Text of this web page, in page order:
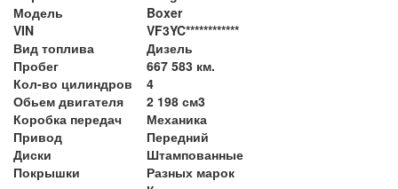
Модель
Boxer
VIN
VF3YC************
Вид топлива
Дизель
Пробег
667 583 км.
Кол-во цилиндров
4
Обьем двигателя
2 198 см3
Коробка передач
Механика
Привод
Передний
Диски
Штампованные
Покрышки
Разных марок